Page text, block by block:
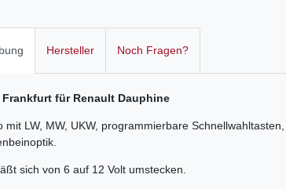
Hersteller Noch Fragen?
für Renault Dauphine
mit LW, MW, UKW, programmierbare
sich von 6 auf 12 Volt umstecken.